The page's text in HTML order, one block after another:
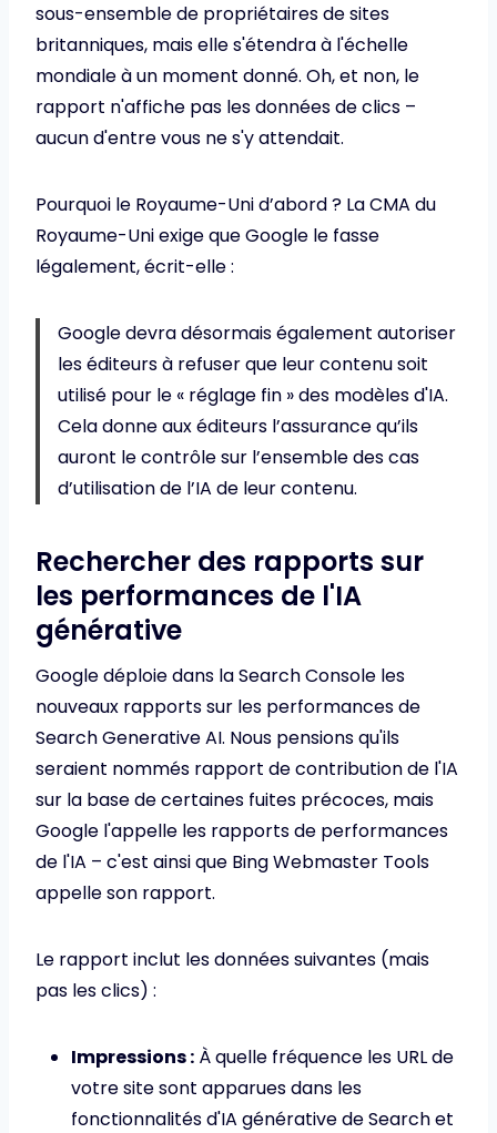
sous-ensemble de propriétaires de sites
britanniques, mais elle s'étendra à l'échelle
mondiale à un moment donné. Oh, et non, le
rapport n'affiche pas les données de clics –
aucun d'entre vous ne s'y attendait.
Pourquoi le Royaume-Uni d’abord ? La CMA du
Royaume-Uni exige que Google le fasse
légalement, écrit-elle :
Google devra désormais également autoriser
les éditeurs à refuser que leur contenu soit
utilisé pour le « réglage fin » des modèles d'IA.
Cela donne aux éditeurs l’assurance qu’ils
auront le contrôle sur l’ensemble des cas
d’utilisation de l’IA de leur contenu.
Rechercher des rapports sur
les performances de l'IA
générative
Google déploie dans la Search Console les
nouveaux rapports sur les performances de
Search Generative AI. Nous pensions qu'ils
seraient nommés rapport de contribution de l'IA
sur la base de certaines fuites précoces, mais
Google l'appelle les rapports de performances
de l'IA – c'est ainsi que Bing Webmaster Tools
appelle son rapport.
Le rapport inclut les données suivantes (mais
pas les clics) :
Impressions : À quelle fréquence les URL de
votre site sont apparues dans les
fonctionnalités d'IA générative de Search et